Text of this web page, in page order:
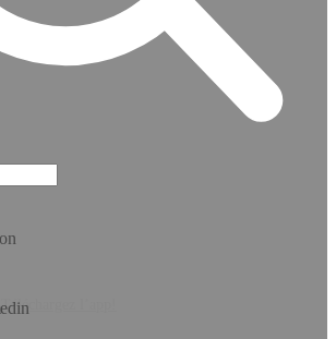
Téléchargez l’app!